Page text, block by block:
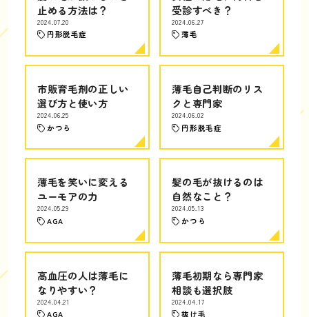
止める方法は？
2024.07.20
円形脱毛症
受診すべき？
2024.06.27
薄毛
市販育毛剤の正しい
選び方と使い方
2024.06.25
かつら
薄毛自己判断のリス
クと専門家
2024.06.02
円形脱毛症
薄毛を笑いに変える
ユーモアの力
2024.05.29
AGA
髪の毛が抜けるのは
自然なこと？
2024.05.13
かつら
高血圧の人は薄毛に
なりやすい？
2024.04.21
AGA
薄毛初期なら専門家
相談も選択肢
2024.04.17
抜け毛